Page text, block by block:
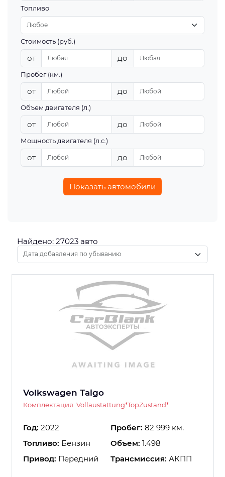
Топливо
Стоимость (руб.)
от до
Пробег (км.)
от до
Объем двигателя (л.)
от до
Мощность двигателя (л.с.)
от до
Показать автомобили
Найдено: 27023 авто
Volkswagen Taigo
Комплектация: Vollaustattung*TopZustand*
Год: 2022 Пробег: 82 999 км.
Топливо: Бензин Объем: 1.498
Привод: Передний Трансмиссия: АКПП